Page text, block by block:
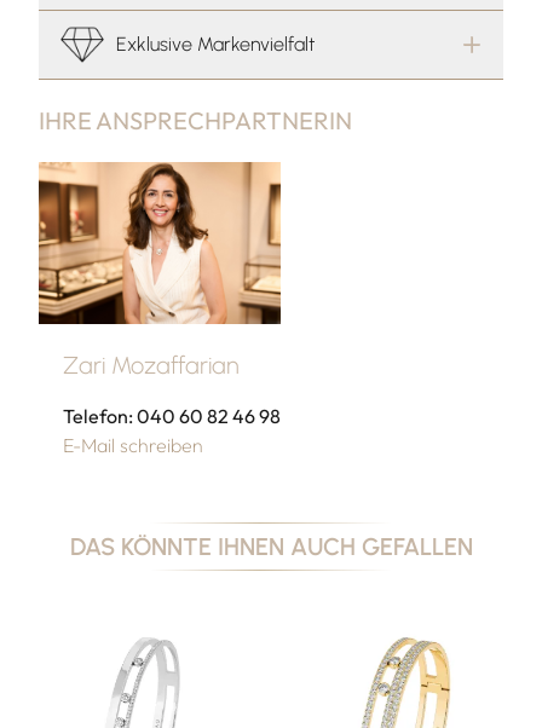
IHRE ANSPRECHPARTNERIN
Zari Mozaffarian
Telefon: 040 60 82 46 98
E-Mail schreiben
Exklusive Markenvielfalt
DAS KÖNNTE IHNEN AUCH GEFALLEN